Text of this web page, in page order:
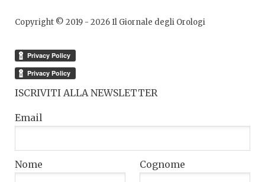
Copyright © 2019 - 2026Il Giornale degli Orologi
ISCRIVITI ALLA NEWSLETTER
Email
Nome Cognome